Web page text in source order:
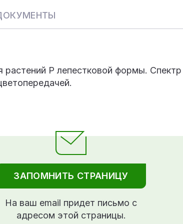
P лепестковой формы.
ЗАПОМНИТЬ СТРАНИЦУ
На ваш email придет письмо с
адресом этой страницы.